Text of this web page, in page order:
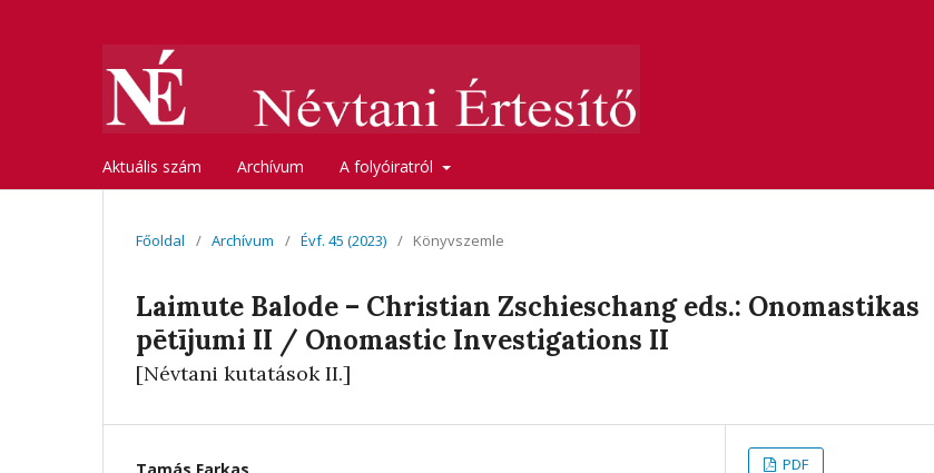
Aktuális szám Archívum A folyóiratról
Főoldal / Archívum / Évf. 45 (2023) / Könyvszemle
Laimute Balode – Christian Zschieschang eds.: Onomastikas
pētījumi II / Onomastic Investigations II
[Névtani kutatások II.]
PDF